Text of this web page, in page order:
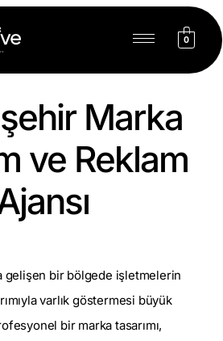
0
Marka
ve Reklam
gelişen bir bölgede işletmelerin
varlık göstermesi büyük
bir marka tasarımı,